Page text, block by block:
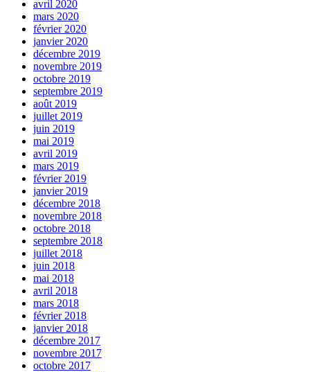
avril 2020
mars 2020
février 2020
janvier 2020
décembre 2019
novembre 2019
octobre 2019
septembre 2019
août 2019
juillet 2019
juin 2019
mai 2019
avril 2019
mars 2019
février 2019
janvier 2019
décembre 2018
novembre 2018
octobre 2018
septembre 2018
juillet 2018
juin 2018
mai 2018
avril 2018
mars 2018
février 2018
janvier 2018
décembre 2017
novembre 2017
octobre 2017